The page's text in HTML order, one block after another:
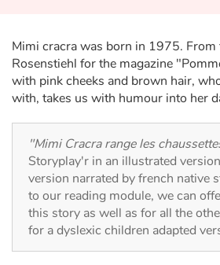
Ecology, nature, seasons
Travel, epic, investigation, adventure
Around the world
Learning
Mimi cracra was born in 1975. From
Rosenstiehl for the magazine
with pink cheeks and brown hair,
with, takes us with humour into her
"Mimi Cracra range les
Storyplay'r in an illustrated
version narrated by french native
to our reading module, we can
this story as well as for all the
for a dyslexic children adapted